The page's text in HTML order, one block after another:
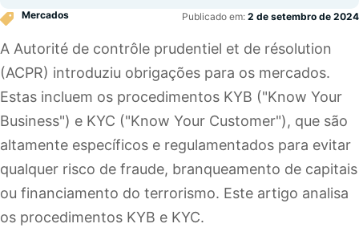
Mercados Publicado em: 2 de setembro de 2024
A Autorité de contrôle prudentiel et de résolution
(ACPR) introduziu obrigações para os mercados.
Estas incluem os procedimentos KYB ("Know Your
Business") e KYC ("Know Your Customer"), que são
altamente específicos e regulamentados para evitar
qualquer risco de fraude, branqueamento de capitais
ou financiamento do terrorismo. Este artigo analisa
os procedimentos KYB e KYC.